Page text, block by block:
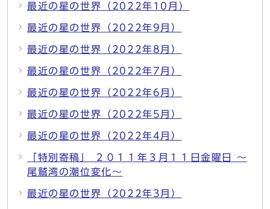
最近の星の世界（2022年10月）
最近の星の世界（2022年9月）
最近の星の世界（2022年8月）
最近の星の世界（2022年7月）
最近の星の世界（2022年6月）
最近の星の世界（2022年5月）
最近の星の世界（2022年4月）
「特別寄稿」 ２０１１年３月１１日金曜日 ～
尾鷲湾の潮位変化～
最近の星の世界（2022年3月）